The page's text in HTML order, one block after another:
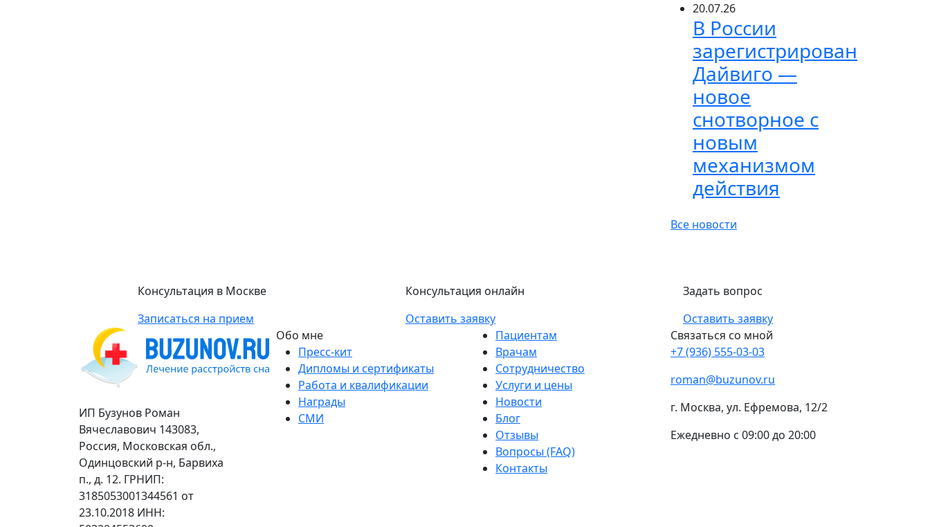
20.07.26
В России
зарегистрирован
Дайвиго —
новое
снотворное с
новым
механизмом
действия
Все новости
Консультация в Москве
Записаться на прием
Консультация онлайн
Оставить заявку
Задать вопрос
Оставить заявку
ИП Бузунов Роман
Вячеславович 143083,
Россия, Московская обл.,
Одинцовский р-н, Барвиха
п., д. 12. ГРНИП:
3185053001344561 от
23.10.2018 ИНН:
Обо мне
Пресс-кит
Дипломы и сертификаты
Работа и квалификации
Награды
СМИ
Пациентам
Врачам
Сотрудничество
Услуги и цены
Новости
Блог
Отзывы
Вопросы (FAQ)
Контакты
Связаться со мной
+7 (936) 555-03-03
roman@buzunov.ru
г. Москва, ул. Ефремова, 12/2
Ежедневно с 09:00 до 20:00